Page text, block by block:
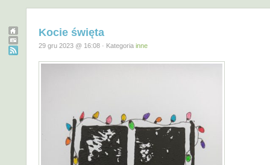
Kocie święta
29 gru 2023 @ 16:08 · Kategoria inne